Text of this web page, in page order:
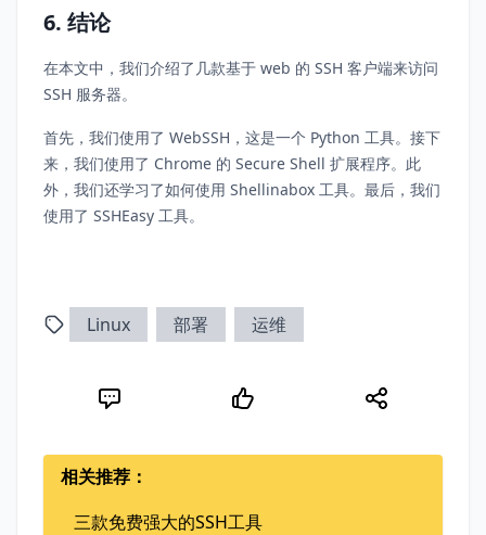
6. 结论
在本文中，我们介绍了几款基于 web 的 SSH 客户端来访问
SSH 服务器。
首先，我们使用了 WebSSH，这是一个 Python 工具。接下
来，我们使用了 Chrome 的 Secure Shell 扩展程序。此
外，我们还学习了如何使用 Shellinabox 工具。最后，我们
使用了 SSHEasy 工具。
Linux 部署 运维
相关推荐：
三款免费强大的SSH工具